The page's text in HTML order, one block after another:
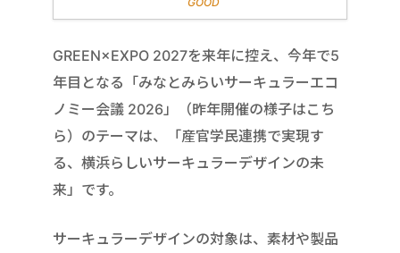
GREEN×EXPO 2027を来年に控え、今年で5
年目となる「みなとみらいサーキュラーエコ
ノミー会議 2026」（昨年開催の様子はこち
ら）のテーマは、「産官学民連携で実現す
る、横浜らしいサーキュラーデザインの未
来」です。
サーキュラーデザインの対象は、素材や製品